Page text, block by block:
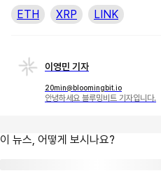
ETH XRP LINK
이영민 기자
20min@bloomingbit.io
안녕하세요 블루밍비트 기자입니다.
이 뉴스, 어떻게 보시나요?